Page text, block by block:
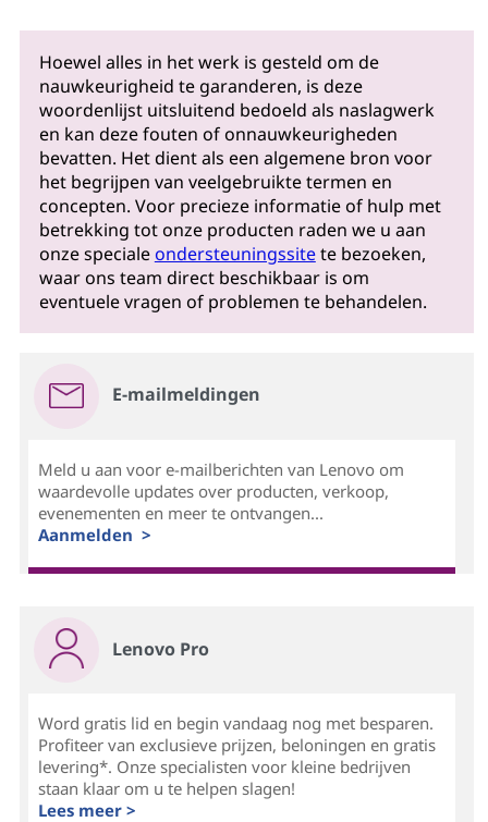
Hoewel alles in het werk is gesteld om de
nauwkeurigheid te garanderen, is deze
woordenlijst uitsluitend bedoeld als naslagwerk
en kan deze fouten of onnauwkeurigheden
bevatten. Het dient als een algemene bron voor
het begrijpen van veelgebruikte termen en
concepten. Voor precieze informatie of hulp met
betrekking tot onze producten raden we u aan
onze specialeondersteuningssitete bezoeken,
waar ons team direct beschikbaar is om
eventuele vragen of problemen te behandelen.
E-mailmeldingen
Meld u aan voor e-mailberichten van Lenovo om
waardevolle updates over producten, verkoop,
evenementen en meer te ontvangen...
Aanmelden >
Lenovo Pro
Word gratis lid en begin vandaag nog met besparen.
Profiteer van exclusieve prijzen, beloningen en gratis
levering*. Onze specialisten voor kleine bedrijven
staan klaar om u te helpen slagen!
Lees meer >